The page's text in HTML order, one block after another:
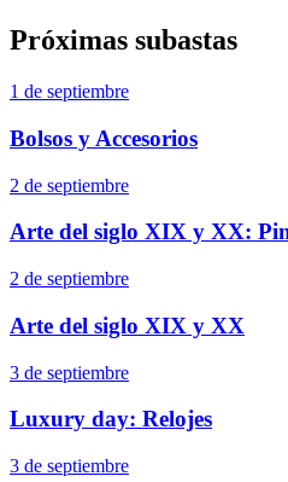
Próximas subastas
1 de septiembre
Bolsos y Accesorios
2 de septiembre
Arte del siglo XIX y XX:
2 de septiembre
Arte del siglo XIX y XX
3 de septiembre
Luxury day: Relojes
3 de septiembre